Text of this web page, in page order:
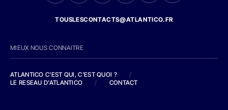
TOUSLESCONTACTS@ATLANTICO.FR
MIEUX NOUS CONNAITRE
ATLANTICO C'EST QUI, C'EST QUOI ?
/
LE RESEAU D'ATLANTICO
/ CONTACT